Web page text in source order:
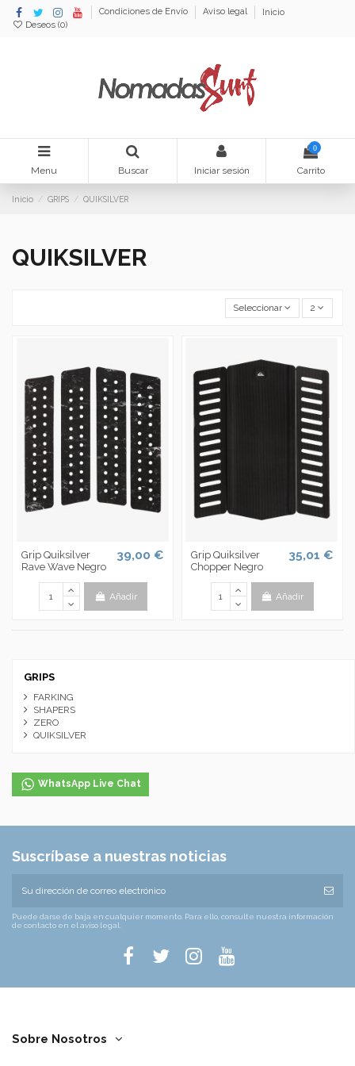
Condiciones de Envío Aviso legal
Inicio
Deseos (0)
Menu Buscar Iniciar sesión
0
Carrito
Inicio GRIPS QUIKSILVER
QUIKSILVER
Seleccionar 2
Grip Quiksilver
Rave Wave Negro
39,00 €
Añadir
Grip Quiksilver
Chopper Negro
35,01 €
Añadir
GRIPS
FARKING
SHAPERS
ZERO
QUIKSILVER
WhatsApp Live Chat
Suscríbase a nuestras noticias
Puede darse de baja en cualquier momento. Para ello, consulte nuestra información
de contacto en el aviso legal.
Sobre Nosotros